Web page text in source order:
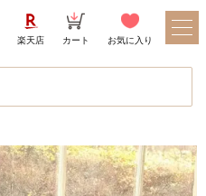
楽天店 カート お気に入り